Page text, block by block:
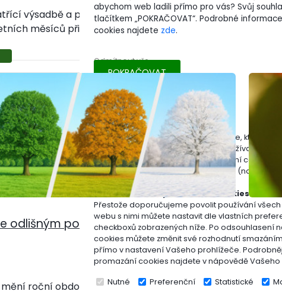
abychom web ladili přímo pro vás? Svůj
tlačítkem „POKRAČOVAT“. Podrobné
cookies najdete zde.
Odmítnout vše
POKRAČOVAT
Zavřít
Co jsou cookies?
Cookies jsou krátké textové informace, které jsou
prohlížeči. Tyto informace běžně používají
jejich procházením dochází k ukládání cookies.
skriptů, které mohou stránky používat (například
Jak lze nastavit práci webu s cookies?
Přestože doporučujeme povolit používání
webu s nimi můžete nastavit dle vlastních
checkboxů zobrazených níže. Po odsouhlasení
cookies můžete změnit své rozhodnutí
přímo v nastavení Vašeho prohlížeče.
promazání cookies najdete v nápovědě
Nutné Preferenční Statistické
výsadbě a péči o sazenice je již dávno za
měsíců přichází...
V
odlišným potřebám trávníku v každé
mění roční období, příroda se během roku
Jak